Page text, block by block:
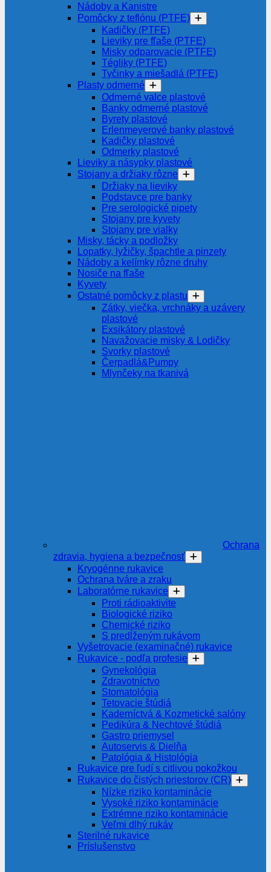
Nádoby a Kanistre
Pomôcky z teflónu (PTFE)
Kadičky (PTFE)
Lieviky pre fľaše (PTFE)
Misky odparovacie (PTFE)
Tégliky (PTFE)
Tyčinky a miešadlá (PTFE)
Plasty odmerné
Odmerné valce plastové
Banky odmerné plastové
Byrety plastové
Erlenmeyerové banky plastové
Kadičky plastové
Odmerky plastové
Lieviky a násypky plastové
Stojany a držiaky rôzne
Držiaky na lieviky
Podstavce pre banky
Pre serologické pipety
Stojany pre kyvety
Stojany pre vialky
Misky, tácky a podložky
Lopatky, lyžičky, špachtle a pinzety
Nádoby a kelímky rôzne druhy
Nosiče na fľaše
Kyvety
Ostatné pomôcky z plastu
Zátky, viečka, vrchnáky a uzávery
plastové
Exsikátory plastové
Navažovacie misky & Lodičky
Svorky plastové
Čerpadlá&Pumpy
Mlynčeky na tkanivá
Ochrana
zdravia, hygiena a bezpečnosť
Kryogénne rukavice
Ochrana tváre a zraku
Laboratórne rukavice
Proti rádioaktivite
Biologické riziko
Chemické riziko
S predĺženým rukávom
Vyšetrovacie (examinačné) rukavice
Rukavice - podľa profesie
Gynekológia
Zdravotníctvo
Stomatológia
Tetovacie štúdiá
Kaderníctvá & Kozmetické salóny
Pedikúra & Nechtové štúdiá
Gastro priemysel
Autoservis & Dielňa
Patológia & Histológia
Rukavice pre ľudí s citlivou pokožkou
Rukavice do čistých priestorov (CR)
Nízke riziko kontaminácie
Vysoké riziko kontaminácie
Extrémne riziko kontaminácie
Veľmi dlhý rukáv
Sterilné rukavice
Príslušenstvo